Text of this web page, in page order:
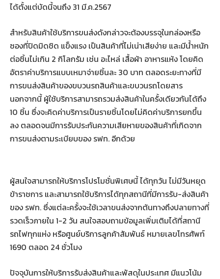
ได้ตั้งแต่บัดนี้จนถึง 31 มี.ค.2567
สำหรับสินค้าใช้บริการขนส่งดังกล่าวจะต้องบรรจุในกล่องหรือ
ซองที่ปิดมิดชิด แข็งแรง เป็นสินค้าที่ไม่เน่าเสียง่าย และมีน้ำหนัก
ต่อชิ้นไม่เกิน 2 กิโลกรัม เช่น อะไหล่ เสื้อผ้า อาหารแห้ง โดยคิด
อัตราค่าบริการแบบเหมาจ่ายชิ้นละ 30 บาท ตลอดระยะทางที่มี
การขนส่งสินค้าของขบวนรถสินค้าและขบวนรถโดยสาร
นอกจากนี้ ผู้ใช้บริการสามารถรวมส่งสินค้าในครั้งเดียวกันได้ถึง
10 ชิ้น ซึ่งจะคิดค่าบริการเป็นรายชิ้นโดยไม่คิดค่าบริการยกขึ้น
ลง ตลอดจนมีการรับประกันความเสียหายของสินค้าที่เกิดจาก
การขนส่งตามระเบียบของ รฟท. อีกด้วย
ผู้สนใจสามารถให้บริการโปรโมชั่นพิเศษนี้ ได้ทุกวัน ไม่มีวันหยุด
ข้าราชการ และสามารถใช้บริการได้ทุกสถานีที่มีการรับ-ส่งสินค้า
ของ รฟท. ซึ่งแต่ละครั้งจะใช้เวลาขนส่งจากต้นทางถึงปลายทางที่
รวดเร็วภายใน 1-2 วัน สนใจสอบถามข้อมูลเพิ่มเติมได้ที่สถานี
รถไฟทุกแห่ง หรือศูนย์บริการลูกค้าสัมพันธ์ หมายเลขโทรศัพท์
1690 ตลอด 24 ชั่วโมง
ปัจจุบันการให้บริการรับส่งสินค้าและพัสดุในประเทศ มีแนวโน้ม